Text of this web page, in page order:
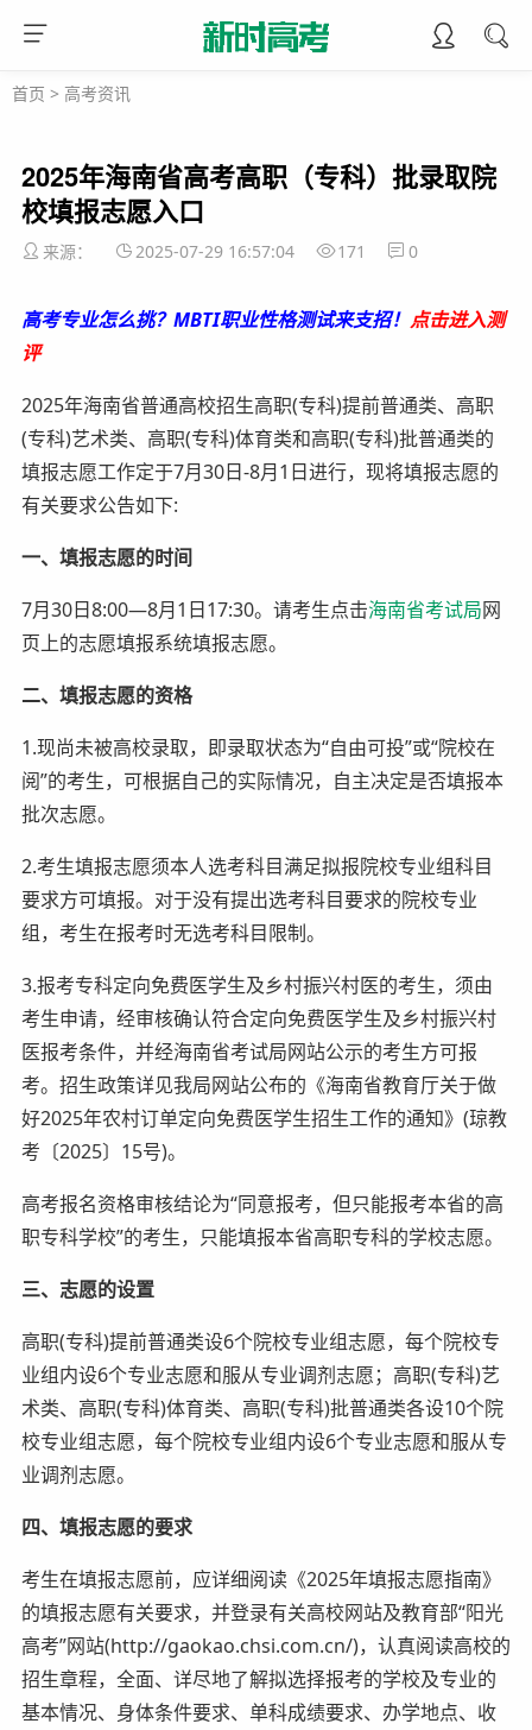
首页 > 高考资讯
2025年海南省高考高职（专科）批录取院
校填报志愿入口
来源： 2025-07-29 16:57:04 171 0
高考专业怎么挑？MBTI职业性格测试来支招！ 点击进入测
评
2025年海南省普通高校招生高职(专科)提前普通类、高职
(专科)艺术类、高职(专科)体育类和高职(专科)批普通类的
填报志愿工作定于7月30日-8月1日进行，现将填报志愿的
有关要求公告如下:
一、填报志愿的时间
7月30日8:00—8月1日17:30。请考生点击海南省考试局网
页上的志愿填报系统填报志愿。
二、填报志愿的资格
1.现尚未被高校录取，即录取状态为“自由可投”或“院校在
阅”的考生，可根据自己的实际情况，自主决定是否填报本
批次志愿。
2.考生填报志愿须本人选考科目满足拟报院校专业组科目
要求方可填报。对于没有提出选考科目要求的院校专业
组，考生在报考时无选考科目限制。
3.报考专科定向免费医学生及乡村振兴村医的考生，须由
考生申请，经审核确认符合定向免费医学生及乡村振兴村
医报考条件，并经海南省考试局网站公示的考生方可报
考。招生政策详见我局网站公布的《海南省教育厅关于做
好2025年农村订单定向免费医学生招生工作的通知》(琼教
考〔2025〕15号)。
高考报名资格审核结论为“同意报考，但只能报考本省的高
职专科学校”的考生，只能填报本省高职专科的学校志愿。
三、志愿的设置
高职(专科)提前普通类设6个院校专业组志愿，每个院校专
业组内设6个专业志愿和服从专业调剂志愿；高职(专科)艺
术类、高职(专科)体育类、高职(专科)批普通类各设10个院
校专业组志愿，每个院校专业组内设6个专业志愿和服从专
业调剂志愿。
四、填报志愿的要求
考生在填报志愿前，应详细阅读《2025年填报志愿指南》
的填报志愿有关要求，并登录有关高校网站及教育部“阳光
高考”网站(http://gaokao.chsi.com.cn/)，认真阅读高校的
招生章程，全面、详尽地了解拟选择报考的学校及专业的
基本情况、身体条件要求、单科成绩要求、办学地点、收